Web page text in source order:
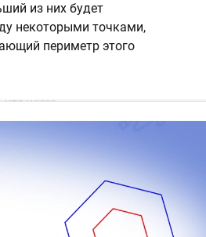
из них будет
некоторыми точками,
периметр этого